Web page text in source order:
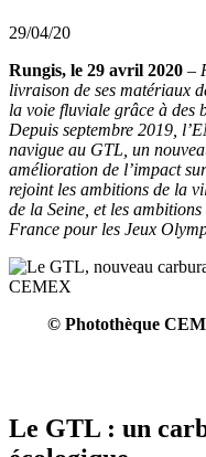
29/04/20
Rungis, le 29 avril 2020 –
livraison de ses matériaux
la voie fluviale grâce à des
Depuis septembre 2019,
navigue au GTL, un
amélioration de l’impact
rejoint les ambitions de la
de la Seine, et les
France pour les Jeux
© Photothèque
Le GTL : un